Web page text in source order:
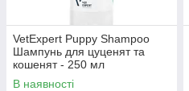
VetExpert Puppy Shampoo
Шампунь для цуценят та
кошенят - 250 мл
В наявності